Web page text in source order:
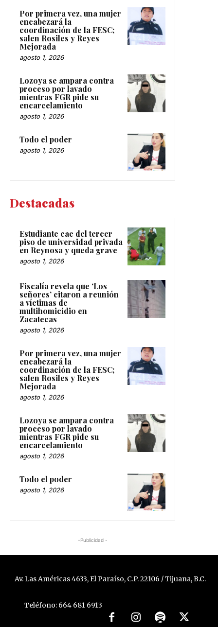
Por primera vez, una mujer
encabezará la
coordinación de la FESC;
salen Rosiles y Reyes
Mejorada
agosto 1, 2026
Lozoya se ampara contra
proceso por lavado
mientras FGR pide su
encarcelamiento
agosto 1, 2026
Todo el poder
agosto 1, 2026
Destacadas
Estudiante cae del tercer
piso de universidad privada
en Reynosa y queda grave
agosto 1, 2026
Fiscalía revela que ‘Los
señores’ citaron a reunión
a víctimas de
multihomicidio en
Zacatecas
agosto 1, 2026
Por primera vez, una mujer
encabezará la
coordinación de la FESC;
salen Rosiles y Reyes
Mejorada
agosto 1, 2026
Lozoya se ampara contra
proceso por lavado
mientras FGR pide su
encarcelamiento
agosto 1, 2026
Todo el poder
agosto 1, 2026
-Publicidad -
Av. Las Américas 4633, El Paraíso, C.P. 22106 / Tijuana, B.C.
Teléfono: 664 681 6913